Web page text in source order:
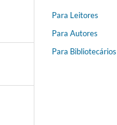
Para Leitores
Para Autores
Para Bibliotecários